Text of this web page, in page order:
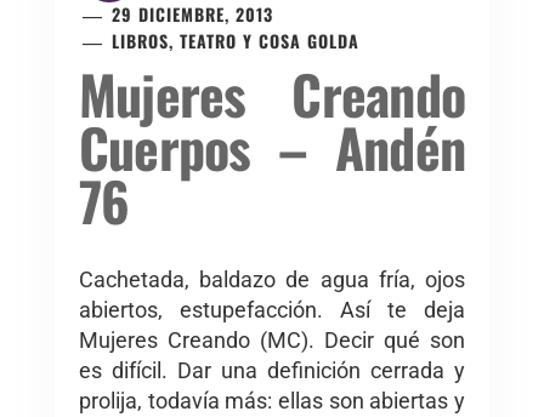
29 DICIEMBRE, 2013
LIBROS, TEATRO Y COSA GOLDA
Mujeres Creando
Cuerpos – Andén
76
Cachetada, baldazo de agua fría, ojos
abiertos, estupefacción. Así te deja
Mujeres Creando (MC). Decir qué son
es difícil. Dar una definición cerrada y
prolija, todavía más: ellas son abiertas y